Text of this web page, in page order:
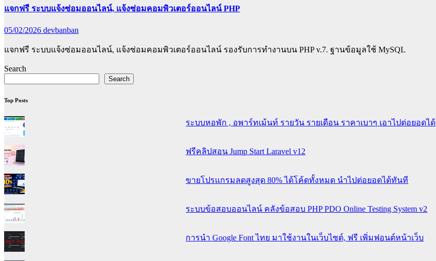
แจกฟรี ระบบแจ้งซ่อมออนไลน์, แจ้งซ่อมคอมพิวเตอร์ออนไลน์ PHP
05/02/2026 devbanban
แจกฟรี ระบบแจ้งซ่อมออนไลน์, แจ้งซ่อมคอมพิวเตอร์ออนไลน์ รองรับการทำงานบน PHP v.7. ฐานข้อมูลใช้ MySQL
Search
Search
Top Posts
ระบบหอพัก , อพาร์ทเม้นท์ รายวัน รายเดือน ราคาเบาๆ เอาไปต่อยอดได้
ฟรีคลิปสอน Jump Start Laravel v12
ขายโปรแกรมลดสูงสุด 80% ได้โค้ดทั้งหมด นำไปต่อยอดได้ทันที
ระบบข้อสอบออนไลน์ คลังข้อสอบ PHP PDO Online Testing System v2
การนำ Google Font ไทย มาใช้งานในเว็บไซต์, ฟรี เพิ่มฟอนต์หน้าเว็บ